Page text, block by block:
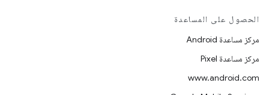
الحصول على المساعدة
مركز مساعدة Android
مركز مساعدة Pixel
www.android.com